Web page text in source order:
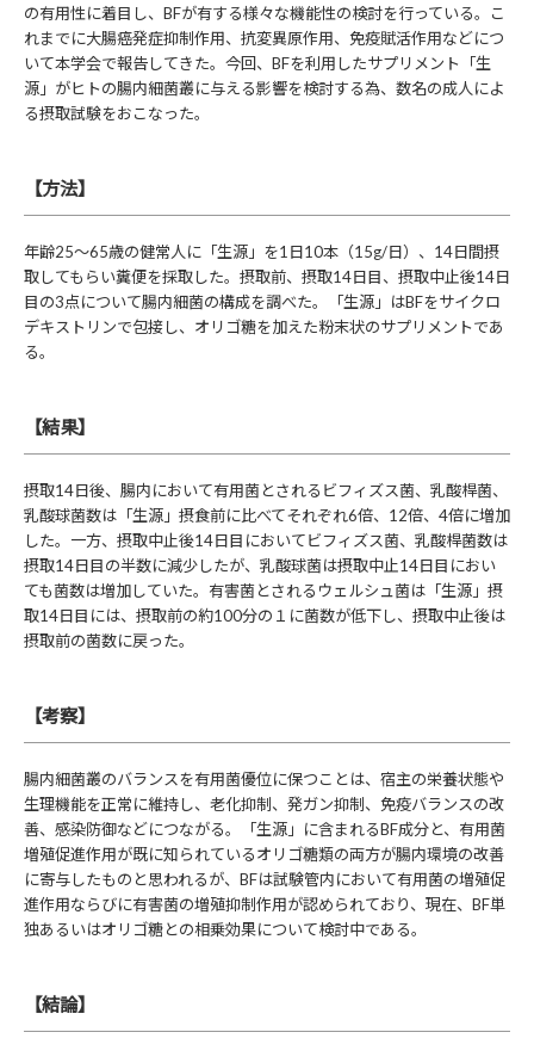
の有用性に着目し、BFが有する様々な機能性の検討を行っている。こ
れまでに大腸癌発症抑制作用、抗変異原作用、免疫賦活作用などにつ
いて本学会で報告してきた。今回、BFを利用したサプリメント「生
源」がヒトの腸内細菌叢に与える影響を検討する為、数名の成人によ
る摂取試験をおこなった。
【方法】
年齢25～65歳の健常人に「生源」を1日10本（15g/日）、14日間摂
取してもらい糞便を採取した。摂取前、摂取14日目、摂取中止後14日
目の3点について腸内細菌の構成を調べた。「生源」はBFをサイクロ
デキストリンで包接し、オリゴ糖を加えた粉末状のサプリメントであ
る。
【結果】
摂取14日後、腸内において有用菌とされるビフィズス菌、乳酸桿菌、
乳酸球菌数は「生源」摂食前に比べてそれぞれ6倍、12倍、4倍に増加
した。一方、摂取中止後14日目においてビフィズス菌、乳酸桿菌数は
摂取14日目の半数に減少したが、乳酸球菌は摂取中止14日目におい
ても菌数は増加していた。有害菌とされるウェルシュ菌は「生源」摂
取14日目には、摂取前の約100分の１に菌数が低下し、摂取中止後は
摂取前の菌数に戻った。
【考察】
腸内細菌叢のバランスを有用菌優位に保つことは、宿主の栄養状態や
生理機能を正常に維持し、老化抑制、発ガン抑制、免疫バランスの改
善、感染防御などにつながる。「生源」に含まれるBF成分と、有用菌
増殖促進作用が既に知られているオリゴ糖類の両方が腸内環境の改善
に寄与したものと思われるが、BFは試験管内において有用菌の増殖促
進作用ならびに有害菌の増殖抑制作用が認められており、現在、BF単
独あるいはオリゴ糖との相乗効果について検討中である。
【結論】